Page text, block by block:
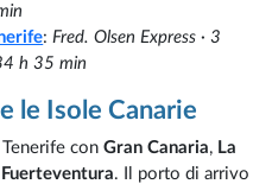
:Fred. Olsen Express · 3
h 35 min
le Isole Canarie
Tenerife conGran Canaria, La
Fuerteventura. Il porto di arrivo